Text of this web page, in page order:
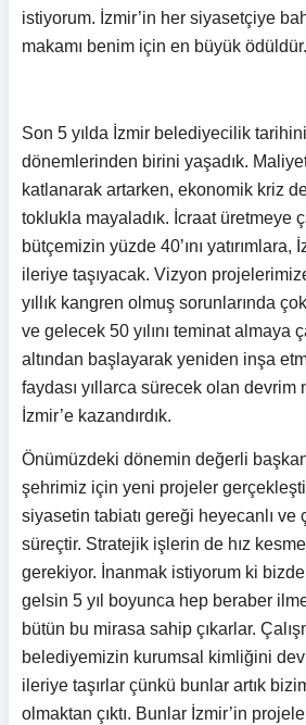
istiyorum. İzmir’in her siyasetçiye
makamı benim için en büyük ödüldür.
Son 5 yılda İzmir belediyecilik
dönemlerinden birini yaşadık.
katlanarak artarken, ekonomik kriz
toklukla mayaladık. İcraat üretmeye
bütçemizin yüzde 40’ını yatırımlara,
ileriye taşıyacak. Vizyon
yıllık kangren olmuş sorunlarında
ve gelecek 50 yılını teminat almaya
altından başlayarak yeniden inşa
faydası yıllarca sürecek olan
İzmir’e kazandırdık.
Önümüzdeki dönemin değerli
şehrimiz için yeni projeler
siyasetin tabiatı gereği heyecanlı ve
süreçtir. Stratejik işlerin de hız
gerekiyor. İnanmak istiyorum ki
gelsin 5 yıl boyunca hep beraber
bütün bu mirasa sahip çıkarlar.
belediyemizin kurumsal kimliğini
ileriye taşırlar çünkü bunlar artık
olmaktan çıktı. Bunlar İzmir’in